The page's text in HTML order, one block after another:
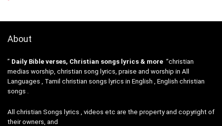
About
” Daily Bible verses, Christian songs lyrics & more “christian
medias worship, christian song lyrics, praise and worship in All
Languages , Tamil christian songs lyrics in English , English christian
songs .
All christian Songs lyrics , videos etc are the property and copyright of
their owners, and